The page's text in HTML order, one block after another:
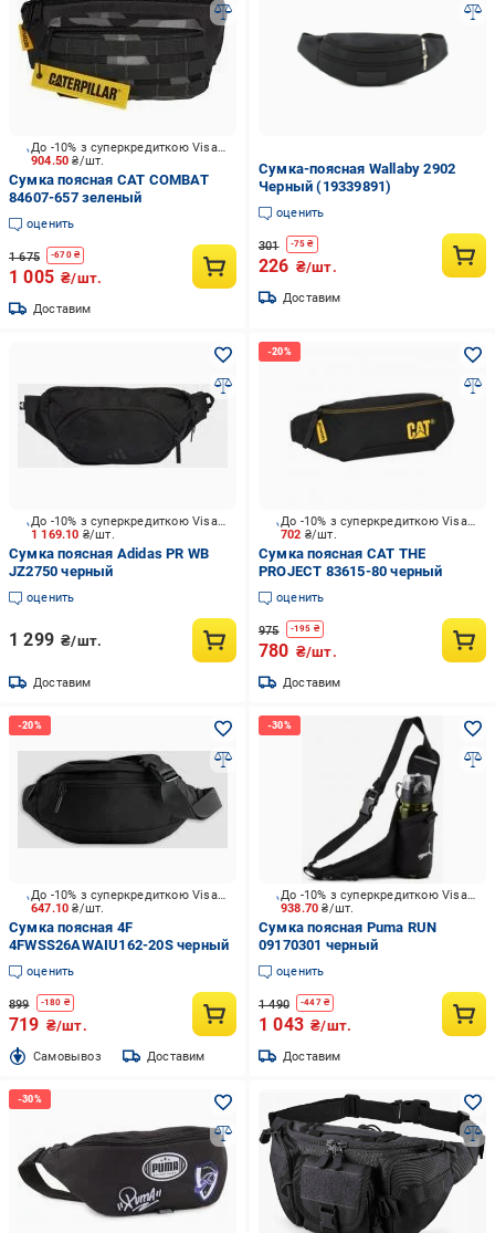
904.50₴/шт.
До -10% з суперкредиткою Visa Вигода
Сумка поясная CAT COMBAT
84607-657 зеленый
оценить
1 675 -670₴
1 005 ₴/шт.
Доставим
Сумка-поясная Wallaby 2902
Черный (19339891)
оценить
301 -75 ₴
226 ₴/шт.
Доставим
1 169.10 ₴/шт.
До -10% з суперкредиткою Visa Вигода
Сумка поясная Adidas PR WB
JZ2750 черный
оценить
1 299 ₴/шт.
Доставим
702 ₴/шт.
До -10% з суперкредиткою Visa Вигода
Сумка поясная CAT THE
PROJECT 83615-80 черный
оценить
975 -195 ₴
780 ₴/шт.
Доставим
647.10₴/шт.
До -10% з суперкредиткою Visa Вигода
Сумка поясная 4F
4FWSS26AWAIU162-20S черный
оценить
899 -180 ₴
719 ₴/шт.
Cамовывоз Доставим
938.70₴/шт.
До -10% з суперкредиткою Visa Вигода
Сумка поясная Puma RUN
09170301 черный
оценить
1 490 -447₴
1 043 ₴/шт.
Доставим